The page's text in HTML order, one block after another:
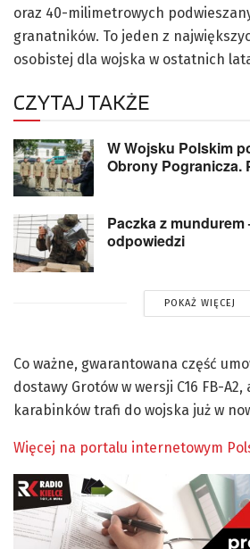
oraz 40-milimetrowych
granatników. To jeden z
osobistej dla wojska w ostatnich
CZYTAJ TAKŻE
W Wojsku Polskim
Obrony Pogranicza.
Paczka z mundurem
odpowiedzi
POKAŻ WIĘCEJ
Co ważne, gwarantowana część
dostawy Grotów w wersji C16 FB-
karabinków trafi do wojska już w
Więcej na portalu internetowym